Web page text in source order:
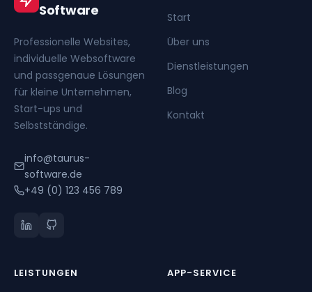
Software
Professionelle Websites,
individuelle Websoftware
und passgenaue Lösungen
für kleine Unternehmen,
Start-ups und
Selbstständige.
info@taurus-
software.de
+49 (0) 123 456 789
Start
Über uns
Dienstleistungen
Blog
Kontakt
LEISTUNGEN APP-SERVICE